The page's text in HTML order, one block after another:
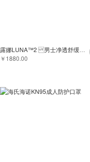
￥1880.00